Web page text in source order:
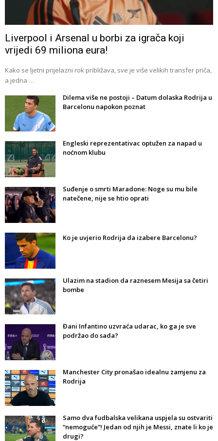
Liverpool i Arsenal u borbi za igrača koji
vrijedi 69 miliona eura!
Kako se ljetni prijelazni rok približava, sve je više velikih transfer priča,
a jedna …
Dilema više ne postoji – Datum dolaska Rodrija u
Barcelonu napokon poznat
Engleski reprezentativac optužen za napad u
noćnom klubu
Suđenje o smrti Maradone: Noge su mu bile
natečene, nije se htio oprati
Ko je uvjerio Rodrija da izabere Barcelonu?
Ulazim na stadion da raznesem Mesija sa četiri
bombe
Đani Infantino uzvraća udarac, ko ga je sve
podržao do sada?
Manchester City pronašao idealnu zamjenu za
Rodrija
Samo dva fudbalska velikana uspjela su ostvariti
“nemoguće”! Jedan od njih je Messi, znate li ko je
drugi?